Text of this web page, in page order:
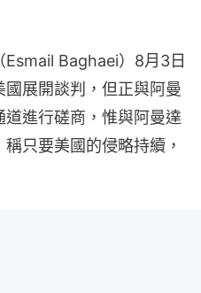
Baghaei）8月3日
展開談判，但正與阿曼
進行磋商，惟與阿曼達
只要美國的侵略持續，